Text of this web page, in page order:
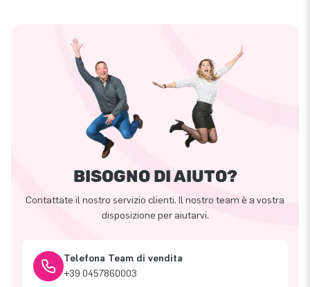
BISOGNO DI AIUTO?
Contattate il nostro servizio clienti. Il nostro team è a vostra
disposizione per aiutarvi.
Telefona Team di vendita
+39 0457860003